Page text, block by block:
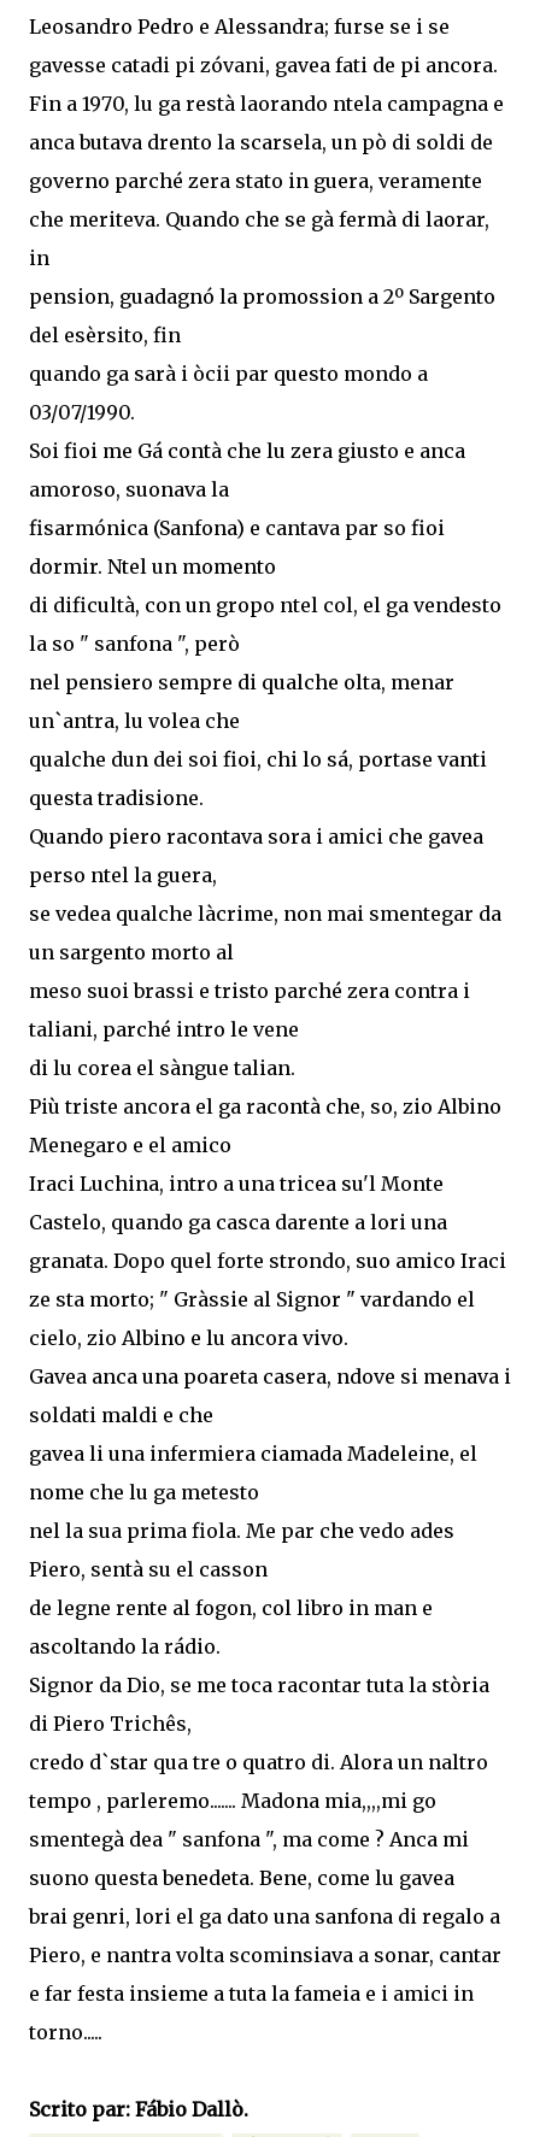
Leosandro Pedro e Alessandra; furse se i se
gavesse catadi pi zóvani, gavea fati de pi ancora.
Fin a 1970, lu ga restà laorando ntela campagna e
anca butava drento la scarsela, un pò di soldi de
governo parché zera stato in guera, veramente
che meriteva. Quando che se gà fermà di laorar,
in
pension, guadagnó la promossion a 2º Sargento
del esèrsito, fin
quando ga sarà i òcii par questo mondo a
03/07/1990.
Soi fioi me Gá contà che lu zera giusto e anca
amoroso, suonava la
fisarmónica (Sanfona) e cantava par so fioi
dormir. Ntel un momento
di dificultà, con un gropo ntel col, el ga vendesto
la so " sanfona ", però
nel pensiero sempre di qualche olta, menar
un`antra, lu volea che
qualche dun dei soi fioi, chi lo sá, portase vanti
questa tradisione.
Quando piero racontava sora i amici che gavea
perso ntel la guera,
se vedea qualche làcrime, non mai smentegar da
un sargento morto al
meso suoi brassi e tristo parché zera contra i
taliani, parché intro le vene
di lu corea el sàngue talian.
Più triste ancora el ga racontà che, so, zio Albino
Menegaro e el amico
Iraci Luchina, intro a una tricea su'l Monte
Castelo, quando ga casca darente a lori una
granata. Dopo quel forte strondo, suo amico Iraci
ze sta morto; " Gràssie al Signor " vardando el
cielo, zio Albino e lu ancora vivo.
Gavea anca una poareta casera, ndove si menava i
soldati maldi e che
gavea li una infermiera ciamada Madeleine, el
nome che lu ga metesto
nel la sua prima fiola. Me par che vedo ades
Piero, sentà su el casson
de legne rente al fogon, col libro in man e
ascoltando la rádio.
Signor da Dio, se me toca racontar tuta la stòria
di Piero Trichês,
credo d`star qua tre o quatro di. Alora un naltro
tempo , parleremo....... Madona mia,,,,mi go
smentegà dea " sanfona ", ma come ? Anca mi
suono questa benedeta. Bene, come lu gavea
brai genri, lori el ga dato una sanfona di regalo a
Piero, e nantra volta scominsiava a sonar, cantar
e far festa insieme a tuta la fameia e i amici in
torno.....
Scrito par: Fábio Dallò.